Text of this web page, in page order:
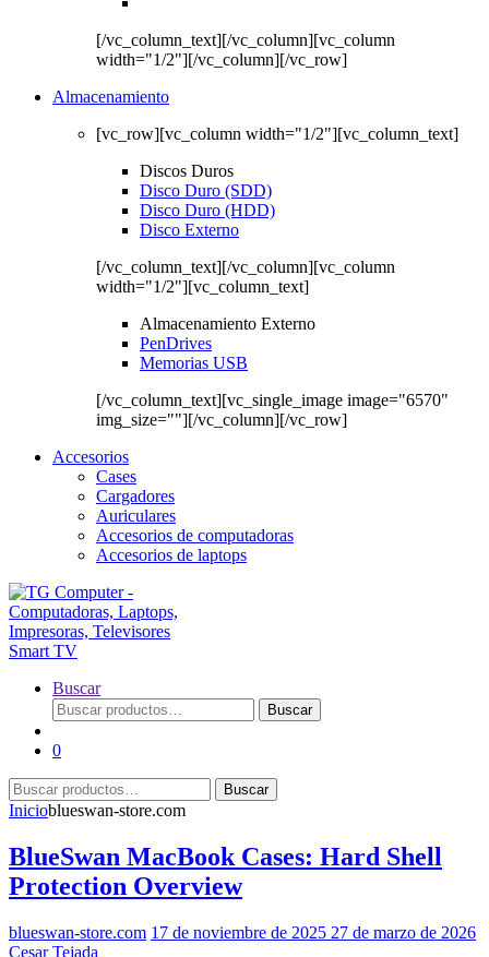
[/vc_column_text][/vc_column][vc_column
width="1/2"][/vc_column][/vc_row]
Almacenamiento
[vc_row][vc_column width="1/2"][vc_column_text]
Discos Duros
Disco Duro (SDD)
Disco Duro (HDD)
Disco Externo
[/vc_column_text][/vc_column][vc_column
width="1/2"][vc_column_text]
Almacenamiento Externo
PenDrives
Memorias USB
[/vc_column_text][vc_single_image image="6570"
img_size=""][/vc_column][/vc_row]
Accesorios
Cases
Cargadores
Auriculares
Accesorios de computadoras
Accesorios de laptops
Buscar
Buscar
por:
Buscar
0
Buscar
por:
Buscar
Inicioblueswan-store.com
BlueSwan MacBook Cases: Hard Shell
Protection Overview
blueswan-store.com 17 de noviembre de 2025 27 de marzo de 2026
Cesar Tejada